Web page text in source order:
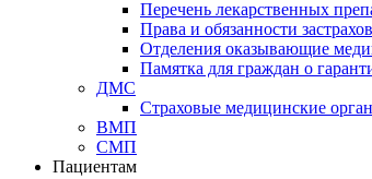
Перечень лекарственных
Права и обязанности
Отделения оказывающие
Памятка для граждан о
ДМС
Страховые медицинские
ВМП
СМП
Пациентам